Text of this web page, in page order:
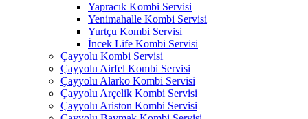
Yapracık Kombi Servisi
Yenimahalle Kombi Servisi
Yurtçu Kombi Servisi
İncek Life Kombi Servisi
Çayyolu Kombi Servisi
Çayyolu Airfel Kombi Servisi
Çayyolu Alarko Kombi Servisi
Çayyolu Arçelik Kombi Servisi
Çayyolu Ariston Kombi Servisi